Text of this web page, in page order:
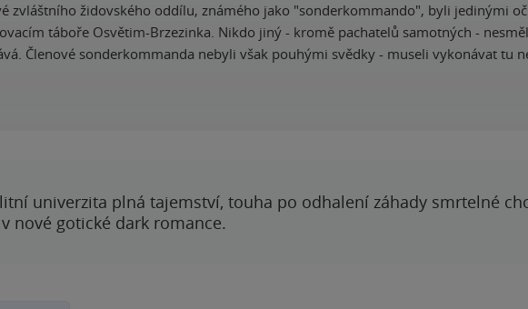
zvláštního židovského oddílu, známého jako "sonderkommando", byli jedi­nými
táboře Osvětim-Brzezinka. Nikdo jiný - kromě pachatelů samotných -
Členové sonderkomman­da nebyli však pouhými svědky - museli vykonávat tu
univerzita plná tajemství, touha po odhalení záhady smrtelné
nové gotické dark romance.